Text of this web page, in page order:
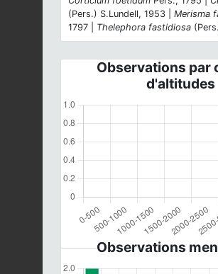
(Pers.) S.Lundell, 1953 | Merisma
1797 | Thelephora fastidiosa
Observations par
d'altitudes
Observations